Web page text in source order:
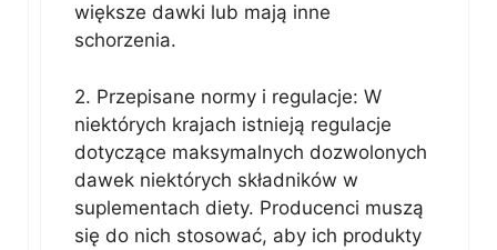
większe dawki lub mają inne
schorzenia.
2. Przepisane normy i regulacje: W
niektórych krajach istnieją regulacje
dotyczące maksymalnych dozwolonych
dawek niektórych składników w
suplementach diety. Producenci muszą
się do nich stosować, aby ich produkty